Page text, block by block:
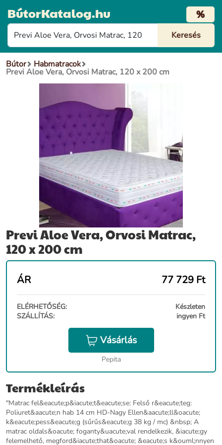
BútorKatalog.hu %
Bútor Habmatracok
Previ Aloe Vera, Orvosi Matrac, 120 x 200 cm
Previ Aloe Vera, Orvosi Matrac,
120 x 200 cm
ÁR 77 729 Ft
ELÉRHETŐSÉG:
Készleten
SZÁLLÍTÁS:
ingyen Ft
Vásárlás
Pepita
Termékleírás
"Matrac fel&eacute;p&iacute;t&eacute;se: Felső r&eacute;teg:
Poliuret&aacute;n hab 14 cm HD-Nagy Ellen&aacute;ll&oacute;
k&eacute;pess&eacute;g (sűrűs&eacute;g 38 kg / mc) &nbsp; A
matrac oldals&oacute; foganty&uacute;val rendelkezik, &iacute;gy
felemelhető, megford&iacute;that&oacute; &eacute;s k&ouml;nnyen